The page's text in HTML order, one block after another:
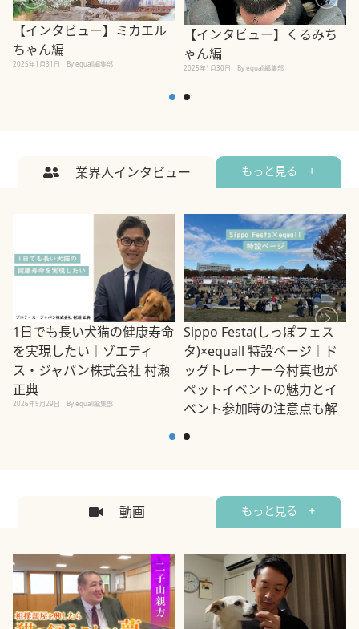
【インタビュー】ミカエル
ちゃん編
2025年1月31日 By equall編集部
【インタビュー】くるみち
ゃん編
2025年1月30日 By equall編集部
業界人インタビュー もっと見る +
1日でも長い犬猫の健康寿命
を実現したい｜ゾエティ
ス・ジャパン株式会社 村瀬
正典
2026年5月29日 By equall編集部
Sippo Festa(しっぽフェス
タ)×equall 特設ページ｜ド
ッグトレーナー今村真也が
ペットイベントの魅力とイ
ベント参加時の注意点も解
2026年5月12日
動画 もっと見る +